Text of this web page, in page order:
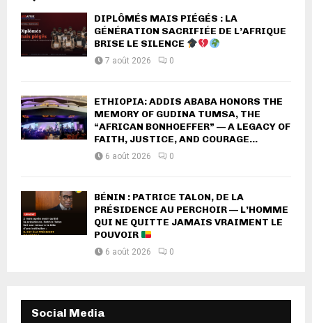
DIPLÔMÉS MAIS PIÉGÉS : LA
GÉNÉRATION SACRIFIÉE DE L’AFRIQUE
BRISE LE SILENCE
7 août 2026 0
ETHIOPIA: ADDIS ABABA HONORS THE
MEMORY OF GUDINA TUMSA, THE
“AFRICAN BONHOEFFER” — A LEGACY OF
FAITH, JUSTICE, AND COURAGE...
6 août 2026 0
BÉNIN : PATRICE TALON, DE LA
PRÉSIDENCE AU PERCHOIR — L’HOMME
QUI NE QUITTE JAMAIS VRAIMENT LE
POUVOIR
6 août 2026 0
Social Media